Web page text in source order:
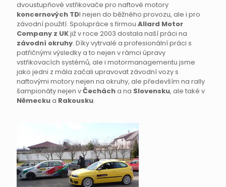
dvoustupňové vstřikovače pro naftové motory
koncernových TDI nejen do běžného provozu, ale i pro
závodní použití. Spolupráce s firmou Allard Motor
Company z UKjiž v roce 2003 dostala naší práci na
závodní okruhy. Díky vytrvalé a profesionální práci s
patřičnými výsledky a to nejen v rámci úpravy
vstřikovacích systémů, ale i motormanagementu jsme
jako jedni z mála začali upravovat závodní vozy s
naftovými motory nejen na okruhy, ale především na rally
šampionáty nejen vČechácha na Slovensku, ale také v
Německua Rakousku.